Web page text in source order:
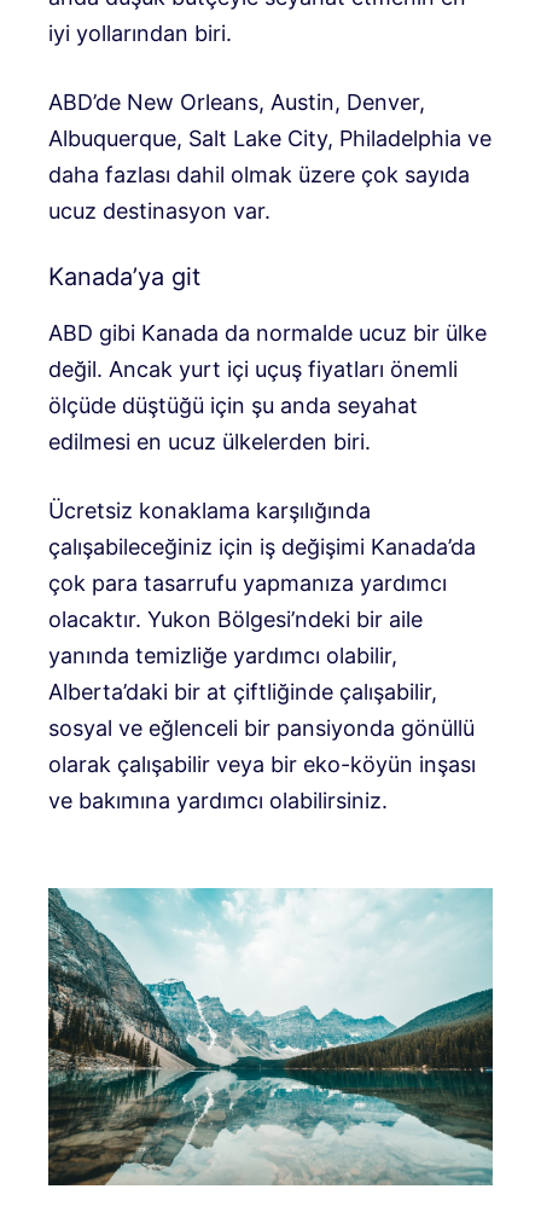
iyi yollarından biri.
ABD’de New Orleans, Austin, Denver,
Albuquerque, Salt Lake City, Philadelphia ve
daha fazlası dahil olmak üzere çok sayıda
ucuz destinasyon var.
Kanada’ya git
ABD gibi Kanada da normalde ucuz bir ülke
değil. Ancak yurt içi uçuş fiyatları önemli
ölçüde düştüğü için şu anda seyahat
edilmesi en ucuz ülkelerden biri.
Ücretsiz konaklama karşılığında
çalışabileceğiniz için iş değişimi Kanada’da
çok para tasarrufu yapmanıza yardımcı
olacaktır. Yukon Bölgesi’ndeki bir aile
yanında temizliğe yardımcı olabilir,
Alberta’daki bir at çiftliğinde çalışabilir,
sosyal ve eğlenceli bir pansiyonda gönüllü
olarak çalışabilir veya bir eko-köyün inşası
ve bakımına yardımcı olabilirsiniz.